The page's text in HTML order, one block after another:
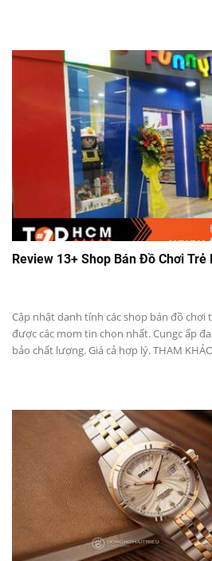
Review 13+ Shop Bán Đồ Chơi Trẻ
Cập nhật danh tính các shop bán đồ chơi
được các mom tin chọn nhất. Cungc ấp
bảo chất lượng. Giá cả hợp lý. THAM